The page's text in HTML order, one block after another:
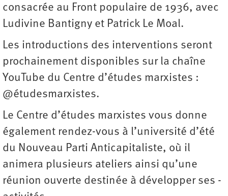
consacrée au Front populaire de 1936, avec
Ludivine Bantigny et Patrick Le Moal.
Les introductions des interventions seront
prochainement disponibles sur la chaîne
YouTube du Centre d’études marxistes :
@étudesmarxistes.
Le Centre d’études marxistes vous donne
également rendez-­vous à l’université d’été
du Nouveau Parti Anticapitaliste, où il
animera plusieurs ateliers ainsi qu’une
réunion ouverte destinée à développer ses ­